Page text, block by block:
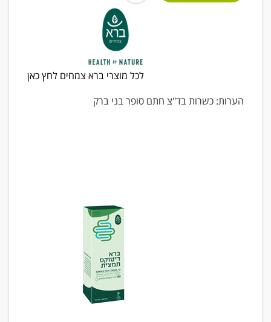
לכל מוצרי ברא צמחים לחץ כאן
הערות: כשרות בד"צ חתם סופר בני ברק